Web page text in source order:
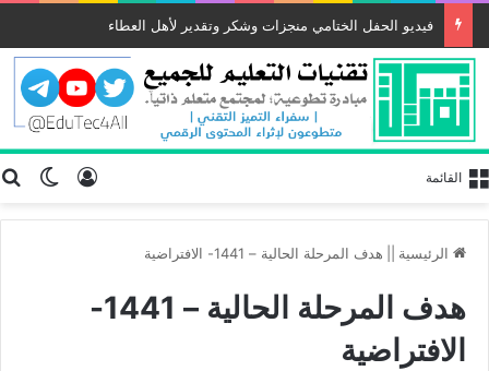
فيديو الحفل الختامي منجزات وشكر وتقدير لأهل العطاء
تسجيل القائمة
الرئيسية هدف المرحلة الحالية – 1441- الافتراضية
هدف المرحلة الحالية – 1441-
الافتراضية